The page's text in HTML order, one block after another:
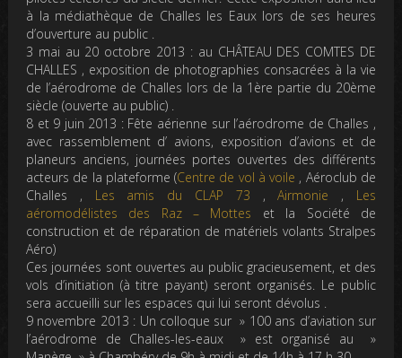
à la médiathèque de Challes les Eaux lors de ses heures
d’ouverture au public .
3 mai au 20 octobre 2013 : au CHÂTEAU DES COMTES DE
CHALLES , exposition de photographies consacrées à la vie
de l’aérodrome de Challes lors de la 1ère partie du 20ème
siècle (ouverte au public) .
8 et 9 juin 2013 : Fête aérienne sur l’aérodrome de Challes ,
avec rassemblement d’ avions, exposition d’avions et de
planeurs anciens, journées portes ouvertes des différents
acteurs de la plateforme (Centre de vol à voile , Aéroclub de
Challes , Les amis du CLAP 73 ,Airmonie , Les
aéromodélistes des Raz – Mottes et la Société de
construction et de réparation de matériels volants Stralpes
Aéro)
Ces journées sont ouvertes au public gracieusement, et des
vols d’initiation (à titre payant) seront organisés. Le public
sera accueilli sur les espaces qui lui seront dévolus .
9 novembre 2013 : Un colloque sur » 100 ans d’aviation sur
l’aérodrome de Challes-les-eaux » est organisé au »